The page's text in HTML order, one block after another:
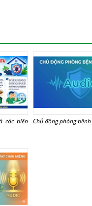
các biện Chủ động phòng